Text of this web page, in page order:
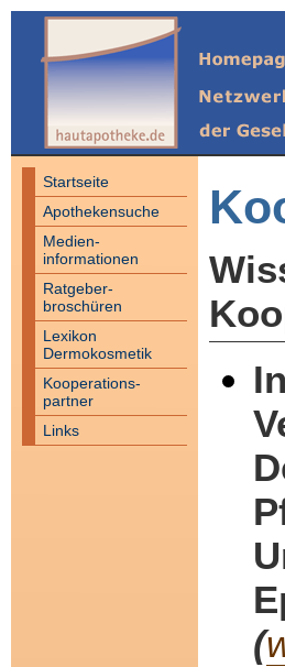
Startseite
Apothekensuche
Medien-
informationen
Ratgeber-
broschüren
Lexikon
Dermokosmetik
Kooperations-
partner
Links
I
(